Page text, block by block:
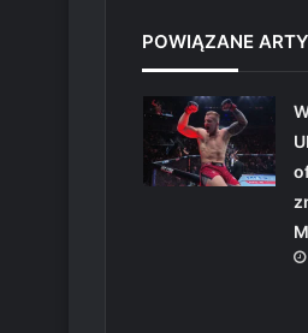
POWIĄZANE